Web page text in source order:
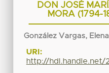
DON JOSÉ
MORA (1794-
González Vargas, Elena
URI:
http://hdl.handle.net/